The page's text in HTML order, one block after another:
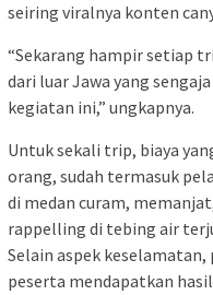
seiring viralnya konten
“Sekarang hampir setiap
dari luar Jawa yang
kegiatan ini,” ungkapnya.
Untuk sekali trip, biaya
orang, sudah termasuk
di medan curam,
rappelling di tebing air
Selain aspek
peserta mendapatkan